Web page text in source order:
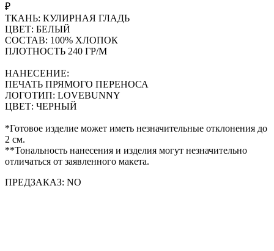
₽
ТКАНЬ: КУЛИРНАЯ ГЛАДЬ
ЦВЕТ: БЕЛЫЙ
СОСТАВ: 100% ХЛОПОК
ПЛОТНОСТЬ 240 ГР/М
НАНЕСЕНИЕ:
ПЕЧАТЬ ПРЯМОГО ПЕРЕНОСА
ЛОГОТИП: LOVEBUNNY
ЦВЕТ: ЧЕРНЫЙ
*Готовое изделие может иметь незначительные отклонения до
2 см.
**Тональность нанесения и изделия могут незначительно
отличаться от заявленного макета.
ПРЕДЗАКАЗ: NO